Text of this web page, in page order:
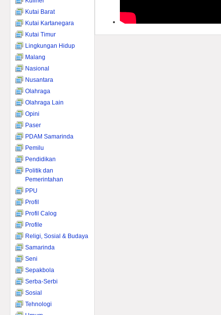
Kutai Barat
Kutai Kartanegara
Kutai Timur
Lingkungan Hidup
Malang
Nasional
Nusantara
Olahraga
Olahraga Lain
Opini
Paser
PDAM Samarinda
Pemilu
Pendidikan
Politik dan
Pemerintahan
PPU
Profil
Profil Calog
Profile
Religi, Sosial & Budaya
Samarinda
Seni
Sepakbola
Serba-Serbi
Sosial
Tehnologi